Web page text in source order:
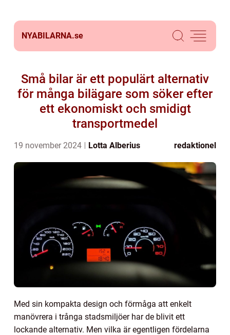
NYABILARNA.se
Små bilar är ett populärt alternativ
för många bilägare som söker efter
ett ekonomiskt och smidigt
transportmedel
19 november 2024 Lotta Alberius redaktionel
Med sin kompakta design och förmåga att enkelt
manövrera i trånga stadsmiljöer har de blivit ett
lockande alternativ. Men vilka är egentligen fördelarna